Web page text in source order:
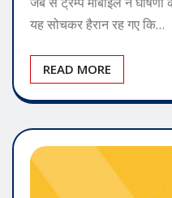
यह सोचकर हैरान रह गए कि…
READ MORE